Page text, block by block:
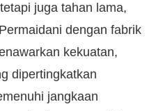
juga tahan lama,
dengan fabrik
kekuatan,
dipertingkatkan
jangkaan